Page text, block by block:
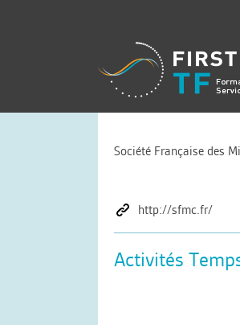
Société Française des
http://sfmc.fr/
Activités